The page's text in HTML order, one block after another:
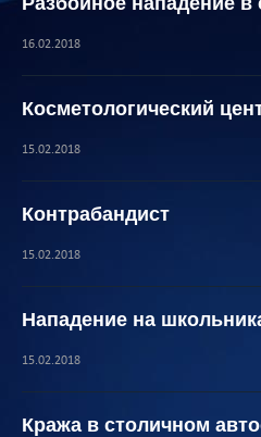
16.02.2018
Косметологический
15.02.2018
Контрабандист
15.02.2018
Нападение на
15.02.2018
Кража в столичном